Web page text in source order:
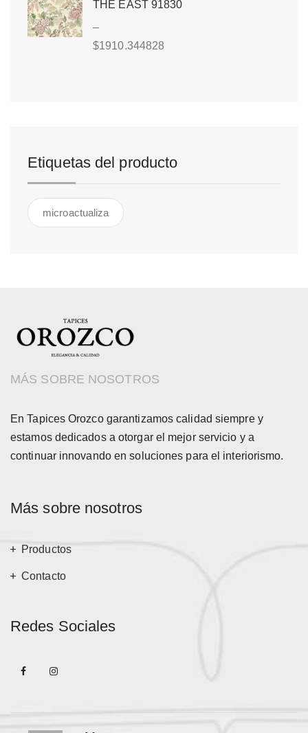
THE EAST 91830
–
$1910.344828
Etiquetas del producto
microactualiza
MÁS SOBRE NOSOTROS
En Tapices Orozco garantizamos calidad siempre y
estamos dedicados a otorgar el mejor servicio y a
continuar innovando en soluciones para el interiorismo.
Más sobre nosotros
Productos
Contacto
Redes Sociales